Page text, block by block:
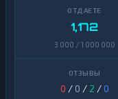
1,172
3 000 / 1 000 000
0 / 0 / 2 /0